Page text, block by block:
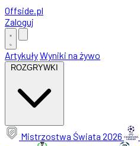
Offside.pl
Zaloguj
ArtykułyWyniki na żywo
ROZGRYWKI
Mistrzostwa Świata 2026